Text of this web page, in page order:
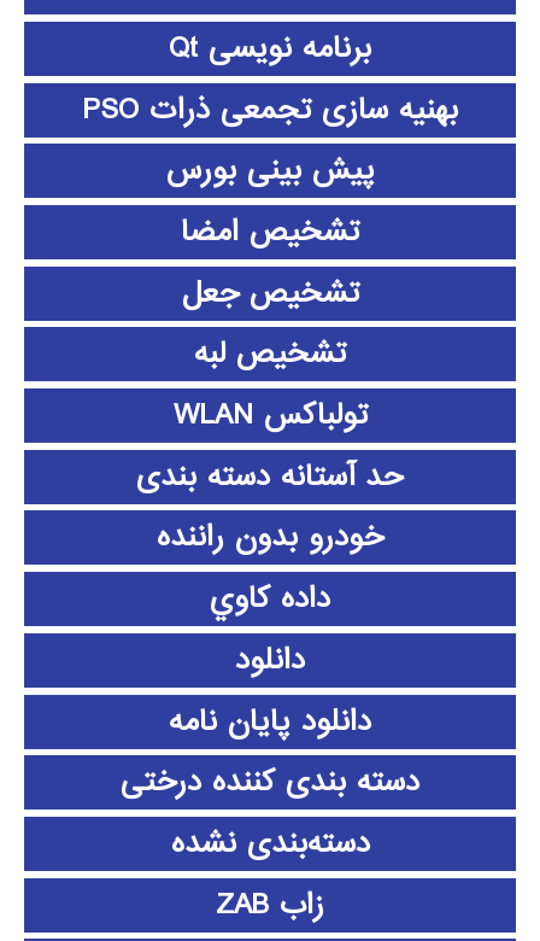
برنامه نویسی Qt
بهنیه سازی تجمعی ذرات PSO
پیش بینی بورس
تشخیص امضا
تشخیص جعل
تشخیص لبه
تولباکس WLAN
حد آستانه دسته بندی
خودرو بدون راننده
داده كاوي
دانلود
دانلود پايان نامه
دسته بندی کننده درختی
دسته‌بندی نشده
زاب ZAB